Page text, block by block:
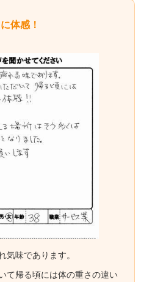
体感！
気味であります。
て帰る頃には体の重さの違い